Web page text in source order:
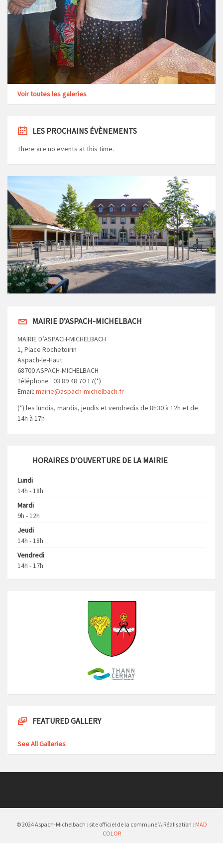
Voir toutes les galeries
LES PROCHAINS ÉVÈNEMENTS
There are no events at this time.
MAIRIE D’ASPACH-MICHELBACH
MAIRIE D’ASPACH-MICHELBACH
1, Place Rochetoirin
Aspach-le-Haut
68700 ASPACH-MICHELBACH
Téléphone : 03 89 48 70 17(*)
Email: mairie@aspach-michelbach.fr
(*) les lundis, mardis, jeudis et vendredis de 8h30 à 12h et de
14h à 17h
HORAIRES D’OUVERTURE DE LA MAIRIE
Lundi
14h - 18h
Mardi
9h - 12h
Jeudi
14h - 18h
Vendredi
14h - 17h
FEATURED GALLERY
See All Galleries
© 2024 Aspach-Michelbach : site officiel de la commune \\ Réalisation : MAD
COLOR